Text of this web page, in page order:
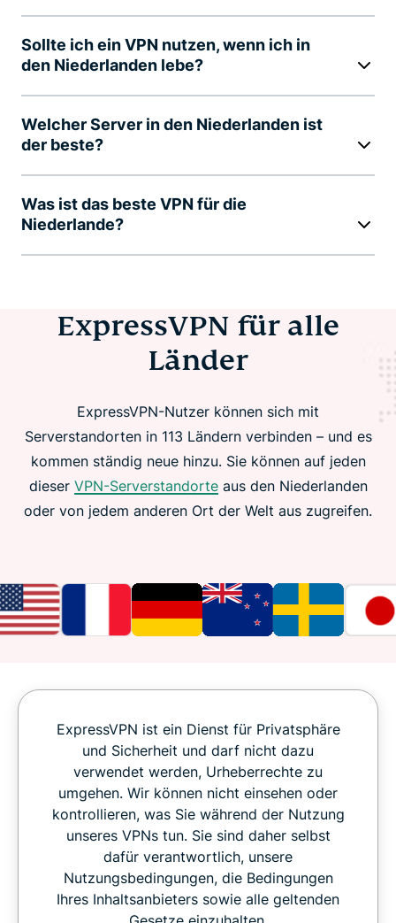
Sollte ich ein VPN nutzen, wenn ich in
den Niederlanden lebe?
Welcher Server in den Niederlanden ist
der beste?
Was ist das beste VPN für die
Niederlande?
ExpressVPN für alle
Länder
ExpressVPN-Nutzer können sich mit
Serverstandorten in 113 Ländern verbinden – und es
kommen ständig neue hinzu. Sie können auf jeden
dieser VPN-Serverstandorteaus den Niederlanden
oder von jedem anderen Ort der Welt aus zugreifen.
ExpressVPN ist ein Dienst für Privatsphäre
und Sicherheit und darf nicht dazu
verwendet werden, Urheberrechte zu
umgehen. Wir können nicht einsehen oder
kontrollieren, was Sie während der Nutzung
unseres VPNs tun. Sie sind daher selbst
dafür verantwortlich, unsere
Nutzungsbedingungen, die Bedingungen
Ihres Inhaltsanbieters sowie alle geltenden